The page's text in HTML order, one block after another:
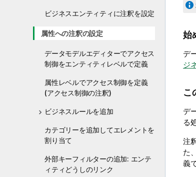
ビジネスエンティティに注釈を設定
属性への注釈の設定
データモデルエディターでアクセス
制御をエンティティレベルで定義
属性レベルでアクセス制御を定義
(アクセス制御の注釈)
ビジネスルールを追加
カテゴリーを追加してエレメントを
割り当て
外部キーフィルターの追加: エンテ
ィティどうしのリンク
a
l
a
b
i
t
y
-
o
t
e
始
デ
ジ
こ
デ
る
注
た
義